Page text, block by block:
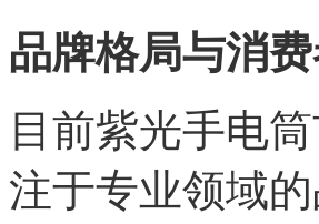
品牌格局与消
目前紫光手电
注于专业领域